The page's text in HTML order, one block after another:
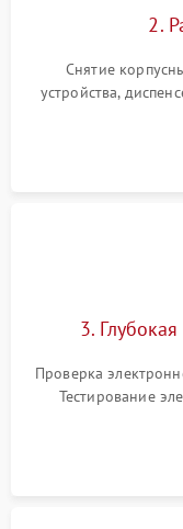
2.
Снятие
устройства,
внутренних
Промывка
3.
Проверка
Тестирование
температуры и
жерновов